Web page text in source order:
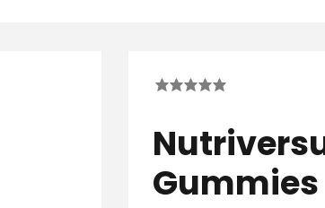
Gummies